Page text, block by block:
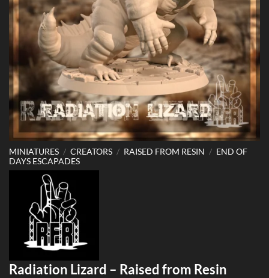
MINIATURES / CREATORS / RAISED FROM RESIN / END OF
DAYS ESCAPADES
Radiation Lizard – Raised from Resin